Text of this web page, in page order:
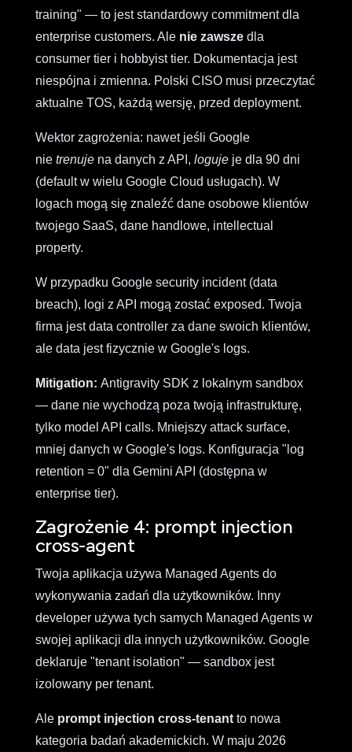
training" — to jest standardowy commitment dla
enterprise customers. Ale nie zawszedla
consumer tier i hobbyist tier. Dokumentacja jest
niespójna i zmienna. Polski CISO musi przeczytać
aktualne TOS, każdą wersję, przed deployment.
Wektor zagrożenia: nawet jeśli Google
nie trenujena danych z API, logujeje dla 90 dni
(default w wielu Google Cloud usługach). W
logach mogą się znaleźć dane osobowe klientów
twojego SaaS, dane handlowe, intellectual
property.
W przypadku Google security incident (data
breach), logi z API mogą zostać exposed. Twoja
firma jest data controller za dane swoich klientów,
ale data jest fizycznie w Google's logs.
Mitigation: Antigravity SDK z lokalnym sandbox
— dane nie wychodzą poza twoją infrastrukturę,
tylko model API calls. Mniejszy attack surface,
mniej danych w Google's logs. Konfiguracja "log
retention = 0" dla Gemini API (dostępna w
enterprise tier).
Zagrożenie 4: prompt injection
cross-agent
Twoja aplikacja używa Managed Agents do
wykonywania zadań dla użytkowników. Inny
developer używa tych samych Managed Agents w
swojej aplikacji dla innych użytkowników. Google
deklaruje "tenant isolation" — sandbox jest
izolowany per tenant.
Ale prompt injection cross-tenantto nowa
kategoria badań akademickich. W maju 2026